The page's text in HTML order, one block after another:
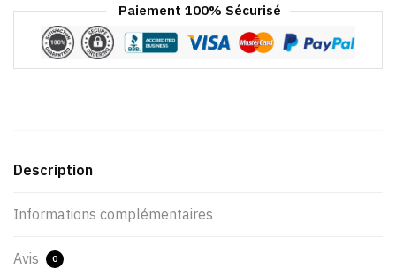
Paiement 100% Sécurisé
Description
Informations complémentaires
Avis 0